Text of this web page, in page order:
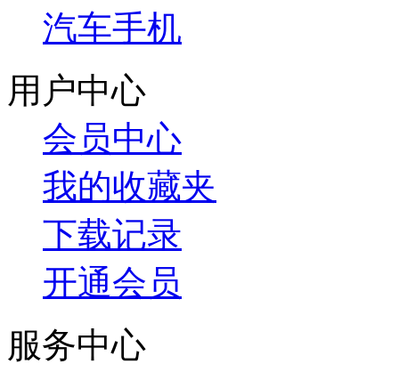
汽车手机
用户中心
会员中心
我的收藏夹
下载记录
开通会员
服务中心